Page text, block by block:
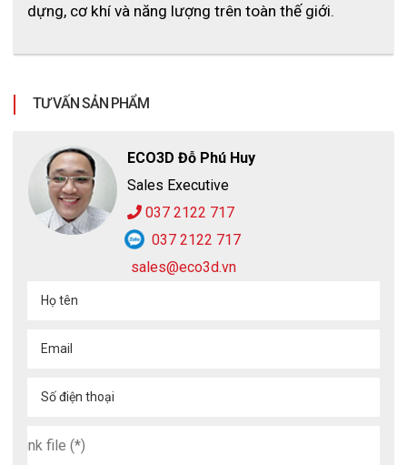
dựng, cơ khí và năng lượng trên toàn thế giới.
TƯ VẤN SẢN PHẨM
ECO3D Đỗ Phú Huy
Sales Executive
037 2122 717
037 2122 717
sales@eco3d.vn
Họ tên
Email
Số điện thoại